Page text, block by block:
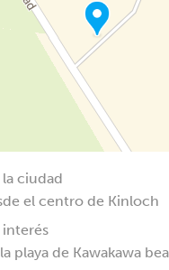
ciudad
el centro de Kinloch
playa de Kawakawa